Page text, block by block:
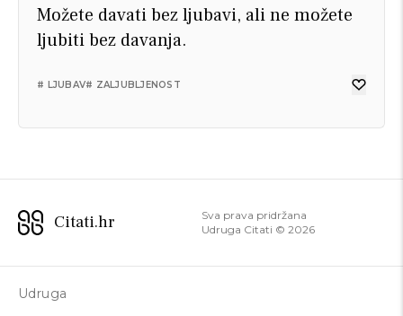
Možete davati bez ljubavi, ali ne možete
ljubiti bez davanja.
# LJUBAV# ZALJUBLJENOST
Citati.hr
Sva prava pridržana
Udruga Citati © 2026
Udruga